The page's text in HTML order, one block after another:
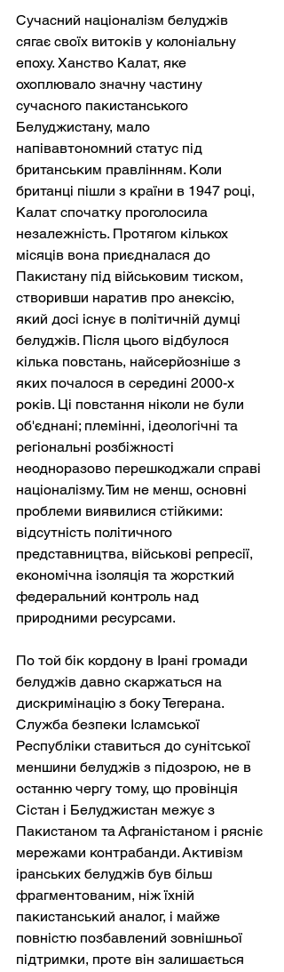
Сучасний націоналізм белуджів
сягає своїх витоків у колоніальну
епоху. Ханство Калат, яке
охоплювало значну частину
сучасного пакистанського
Белуджистану, мало
напівавтономний статус під
британським правлінням. Коли
британці пішли з країни в 1947 році,
Калат спочатку проголосила
незалежність. Протягом кількох
місяців вона приєдналася до
Пакистану під військовим тиском,
створивши наратив про анексію,
який досі існує в політичній думці
белуджів. Після цього відбулося
кілька повстань, найсерйозніше з
яких почалося в середині 2000-х
років. Ці повстання ніколи не були
об'єднані; племінні, ідеологічні та
регіональні розбіжності
неодноразово перешкоджали справі
націоналізму. Тим не менш, основні
проблеми виявилися стійкими:
відсутність політичного
представництва, військові репресії,
економічна ізоляція та жорсткий
федеральний контроль над
природними ресурсами.
По той бік кордону в Ірані громади
белуджів давно скаржаться на
дискримінацію з боку Тегерана.
Служба безпеки Ісламської
Республіки ставиться до сунітської
меншини белуджів з підозрою, не в
останню чергу тому, що провінція
Сістан і Белуджистан межує з
Пакистаном та Афганістаном і рясніє
мережами контрабанди. Активізм
іранських белуджів був більш
фрагментованим, ніж їхній
пакистанський аналог, і майже
повністю позбавлений зовнішньої
підтримки, проте він залишається